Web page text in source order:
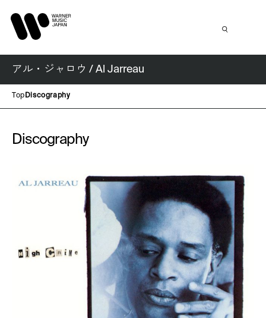
アル・ジャロウ / Al Jarreau
Top Discography
Discography